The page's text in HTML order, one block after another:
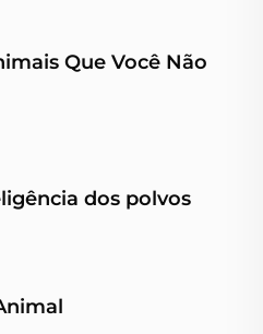
Que Você Não
dos polvos